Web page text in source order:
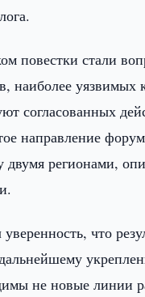
повестки стали
наиболее
согласованных
направление
двумя регионами,
что
дальнейшему
не новые линии